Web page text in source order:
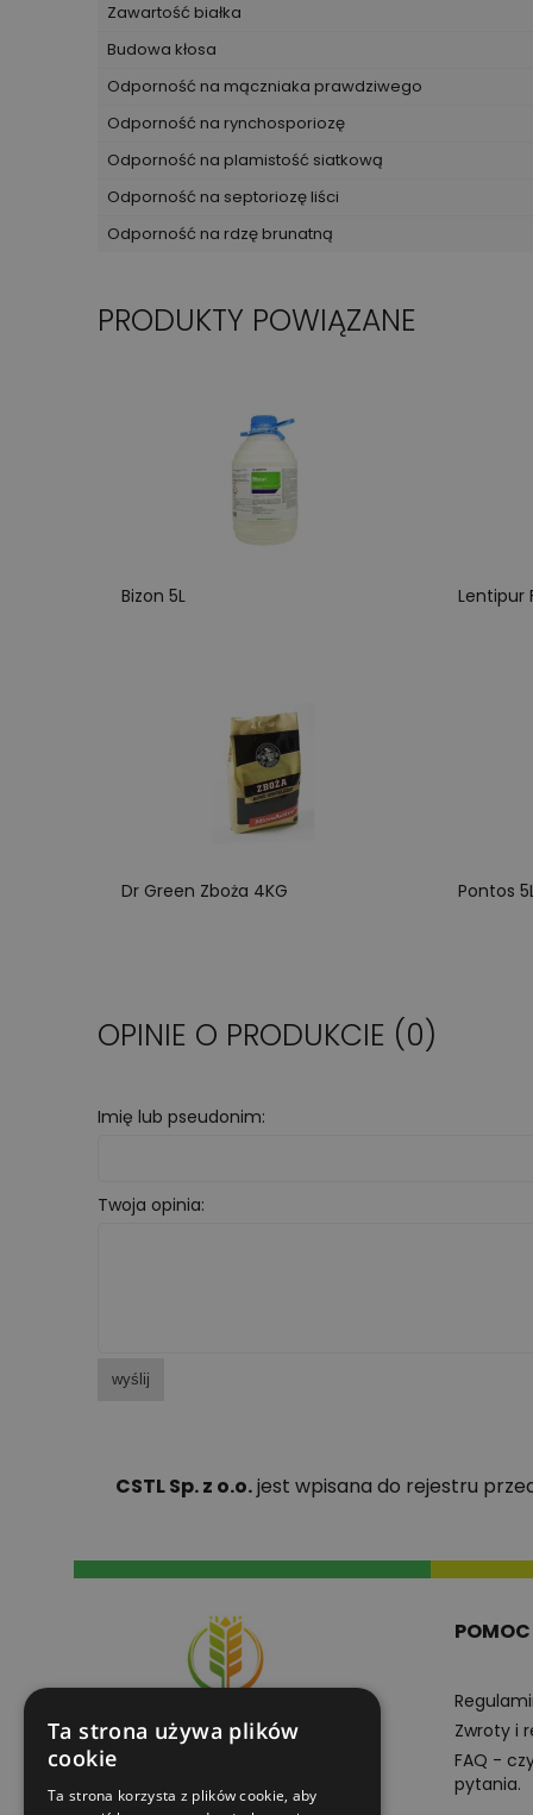
Zawartość białka
Budowa kłosa
Odporność na mączniaka prawdziwego
Odporność na rynchosporiozę
Odporność na plamistość siatkową
Odporność na septoriozę liści
Odporność na rdzę brunatną
PRODUKTY POWIĄZANE
Bizon 5L Lentipur
Dr Green Zboża 4KG Pontos
OPINIE O PRODUKCIE (0)
Imię lub pseudonim:
Twoja opinia:
wyślij
CSTL Sp. z o.o.jest wpisana do rejestru
POMOC
Zwroty i
FAQ -
pytania.
Ta strona używa plików
cookie
Ta strona korzysta z plików cookie, aby